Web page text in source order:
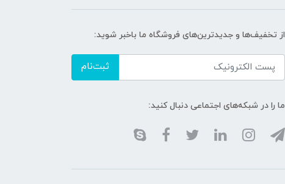
از تخفیف‌ها و جدیدترین‌های فروشگاه ما باخبر شوید:
ثبت‌نام
ما را در شبکه‌های اجتماعی دنبال کنید: